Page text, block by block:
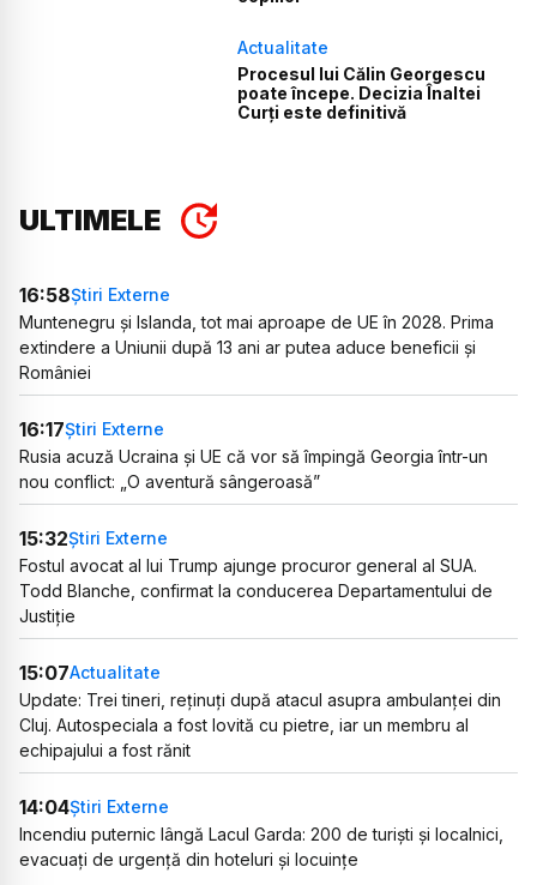
Actualitate
Procesul lui Călin Georgescu
poate începe. Decizia Înaltei
Curți este definitivă
ULTIMELE
16:58Știri Externe
Muntenegru și Islanda, tot mai aproape de UE în 2028. Prima
extindere a Uniunii după 13 ani ar putea aduce beneficii și
României
16:17Știri Externe
Rusia acuză Ucraina și UE că vor să împingă Georgia într-un
nou conflict: „O aventură sângeroasă”
15:32Știri Externe
Fostul avocat al lui Trump ajunge procuror general al SUA.
Todd Blanche, confirmat la conducerea Departamentului de
Justiție
15:07Actualitate
Update: Trei tineri, reținuți după atacul asupra ambulanței din
Cluj. Autospeciala a fost lovită cu pietre, iar un membru al
echipajului a fost rănit
14:04Știri Externe
Incendiu puternic lângă Lacul Garda: 200 de turiști și localnici,
evacuați de urgență din hoteluri și locuințe